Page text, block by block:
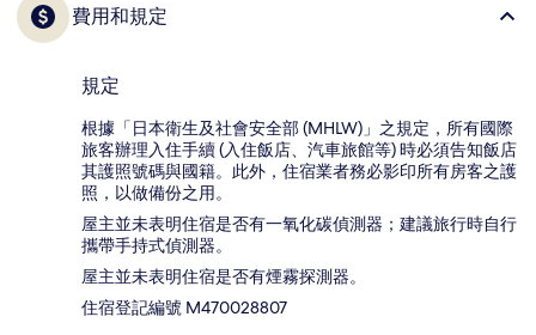
費用和規定
規定
根據「日本衛生及社會安全部 (MHLW)」之規定，所有國際
旅客辦理入住手續 (入住飯店、汽車旅館等) 時必須告知飯店
其護照號碼與國籍。此外，住宿業者務必影印所有房客之護
照，以做備份之用。
屋主並未表明住宿是否有一氧化碳偵測器；建議旅行時自行
攜帶手持式偵測器。
屋主並未表明住宿是否有煙霧探測器。
住宿登記編號 M470028807